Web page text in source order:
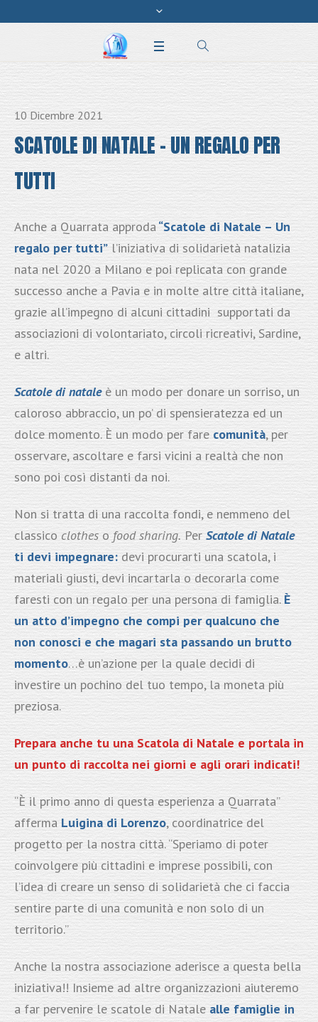
10 Dicembre 2021
SCATOLE DI NATALE – UN REGALO PER
TUTTI
Anche a Quarrata approda“Scatole di Natale – Un
regalo per tutti”l’iniziativa di solidarietà natalizia
nata nel 2020 a Milano e poi replicata con grande
successo anche a Pavia e in molte altre città italiane,
grazie all’impegno di alcuni cittadini supportati da
associazioni di volontariato, circoli ricreativi, Sardine,
e altri.
Scatole di nataleè un modo per donare un sorriso, un
caloroso abbraccio, un po’ di spensieratezza ed un
dolce momento. È un modo per fare comunità, per
osservare, ascoltare e farsi vicini a realtà che non
sono poi così distanti da noi.
Non si tratta di una raccolta fondi, e nemmeno del
classico clothes o food sharing. Per Scatole di Natale
ti devi impegnare:devi procurarti una scatola, i
materiali giusti, devi incartarla o decorarla come
faresti con un regalo per una persona di famiglia. È
un atto d’impegno che compi per qualcuno che
non conosci e che magari sta passando un brutto
momento…è un’azione per la quale decidi di
investire un pochino del tuo tempo, la moneta più
preziosa.
Prepara anche tu una Scatola di Natale e portala in
un punto di raccolta nei giorni e agli orari indicati!
“È il primo anno di questa esperienza a Quarrata”
afferma Luigina di Lorenzo, coordinatrice del
progetto per la nostra città. “Speriamo di poter
coinvolgere più cittadini e imprese possibili, con
l’idea di creare un senso di solidarietà che ci faccia
sentire parte di una comunità e non solo di un
territorio.”
Anche la nostra associazione aderisce a questa bella
iniziativa!! Insieme ad altre organizzazioni aiuteremo
a far pervenire le scatole di Natalealle famiglie in